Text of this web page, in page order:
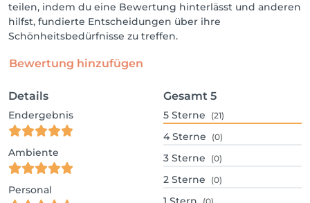
teilen, indem du eine Bewertung hinterlässt und anderen
hilfst, fundierte Entscheidungen über ihre
Schönheitsbedürfnisse zu treffen.
Bewertung hinzufügen
Details
Endergebnis
Ambiente
Personal
Gesamt 5
5 Sterne (21)
4 Sterne (0)
3 Sterne (0)
2 Sterne (0)